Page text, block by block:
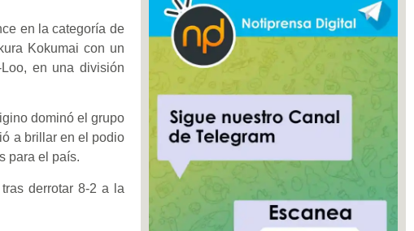
en la categoría de
Kokumai con un
en una división
dominó el grupo
a brillar en el podio
para el país.
derrotar 8-2 a la